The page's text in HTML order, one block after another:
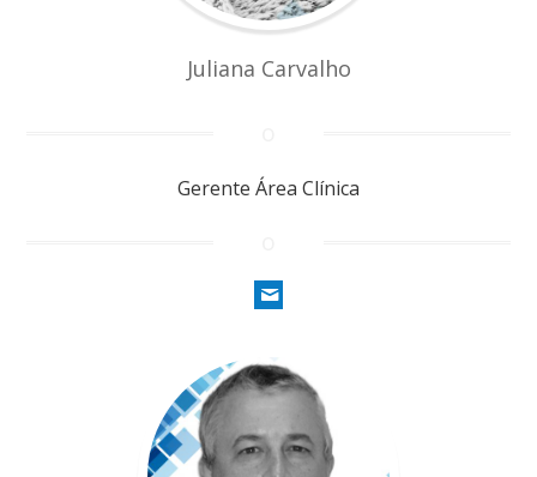
Juliana Carvalho
Gerente Área Clínica